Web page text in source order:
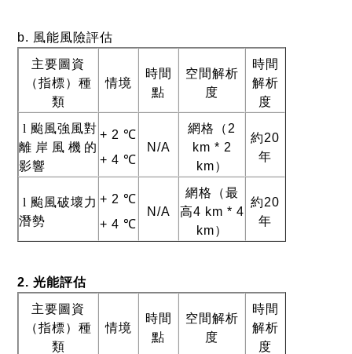
b. 風能風險評估
主要圖資
（指標）種
類
情境
時間
點
空間解析
度
時間
解析
度
l 颱風強風對
離岸風機的
影響
+ 2 ℃
+ 4 ℃
N/A
網格（ 2
km * 2
km）
約20
年
l 颱風破壞力
潛勢
+ 2 ℃
+ 4 ℃
N/A
網格（最
高4 km * 4
km）
約20
年
2.光能評估
主要圖資
（指標）種
類
情境
時間
點
空間解析
度
時間
解析
度